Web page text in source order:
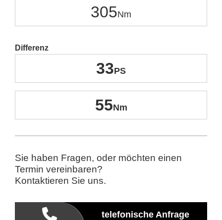
305
Differenz
33
55
Sie haben Fragen, oder möchten einen
Termin vereinbaren?
Kontaktieren Sie uns.
telefonische Anfrage